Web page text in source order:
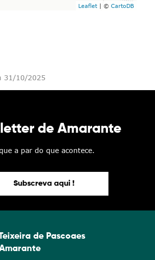
Leaflet| © CartoDB
31/10/2025
de Amarante
a par do que acontece.
Subscreva aqui !
de Pascoaes